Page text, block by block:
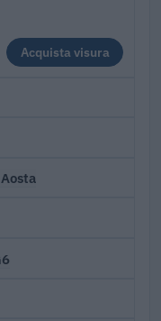
Acquista visura